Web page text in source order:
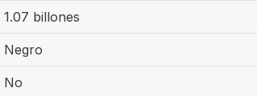
1.07 billones
Negro
No